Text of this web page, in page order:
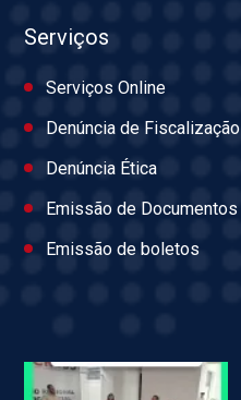
Serviços
Serviços Online
Denúncia de Fiscalização
Denúncia Ética
Emissão de Documentos
Emissão de boletos